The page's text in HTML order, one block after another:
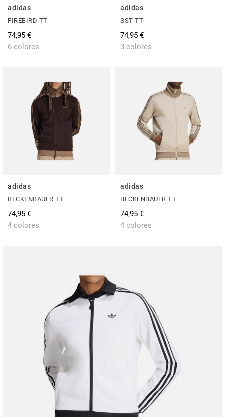
adidas
FIREBIRD TT
74,95 €
6 colores
adidas
SST TT
74,95 €
3 colores
adidas
BECKENBAUER TT
74,95 €
4 colores
adidas
BECKENBAUER TT
74,95 €
4 colores